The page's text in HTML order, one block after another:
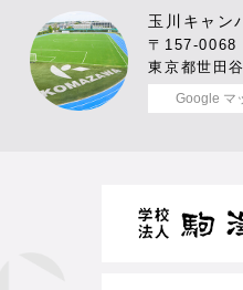
玉川キャン
〒157-0068
東京都世田
Google マ